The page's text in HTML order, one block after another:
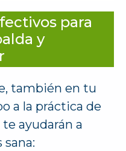
para
y
también en tu
a la práctica de
ayudarán a